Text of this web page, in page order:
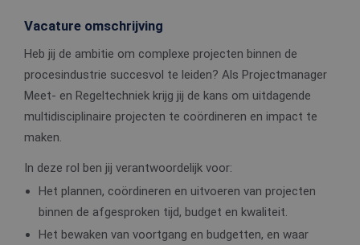
Vacature omschrijving
Heb jij de ambitie om complexe projecten binnen de
procesindustrie succesvol te leiden? Als Projectmanager
Meet- en Regeltechniek krijg jij de kans om uitdagende
multidisciplinaire projecten te coördineren en impact te
maken.
In deze rol ben jij verantwoordelijk voor:
Het plannen, coördineren en uitvoeren van projecten
binnen de afgesproken tijd, budget en kwaliteit.
Het bewaken van voortgang en budgetten, en waar